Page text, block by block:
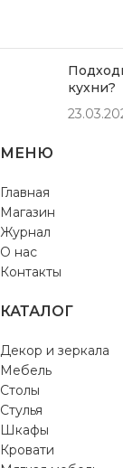
кухни?
МЕНЮ
Главная
Магазин
Журнал
О нас
Контакты
КАТАЛОГ
Декор и зеркала
Мебель
Столы
Стулья
Шкафы
Кровати